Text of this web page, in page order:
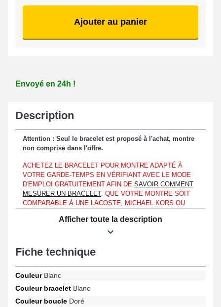
Ajouter au panier
Envoyé en 24h !
Description
Attention : Seul le bracelet est proposé à l'achat, montre
non comprise dans l'offre.
ACHETEZ LE BRACELET POUR MONTRE ADAPTÉ À
VOTRE GARDE-TEMPS EN VÉRIFIANT AVEC LE MODE
D'EMPLOI GRATUITEMENT AFIN DE SAVOIR COMMENT
MESURER UN BRACELET. QUE VOTRE MONTRE SOIT
COMPARABLE À UNE LACOSTE, MICHAEL KORS OU
D'ACHETER LE BRACELET SPÉCIFIQUE AVEC LE
FORMAT DE L'HORLOGÈRE QUE VOUS AVEZ.
Au niveau d'un boîtier de montre exposant sa mesure d'entre-
corne d'une largeur de 24mm seulement, il est envisageable de
mettre ce bracelet de montre.
une option appropriée destinée à renouveler un bracelet de
montre usé ou démodé. De type ardillon, le fermoir doré assure
Afficher toute la description
Fiche technique
CouleurBlanc
Couleur bracelet Blanc
Couleur boucle Doré